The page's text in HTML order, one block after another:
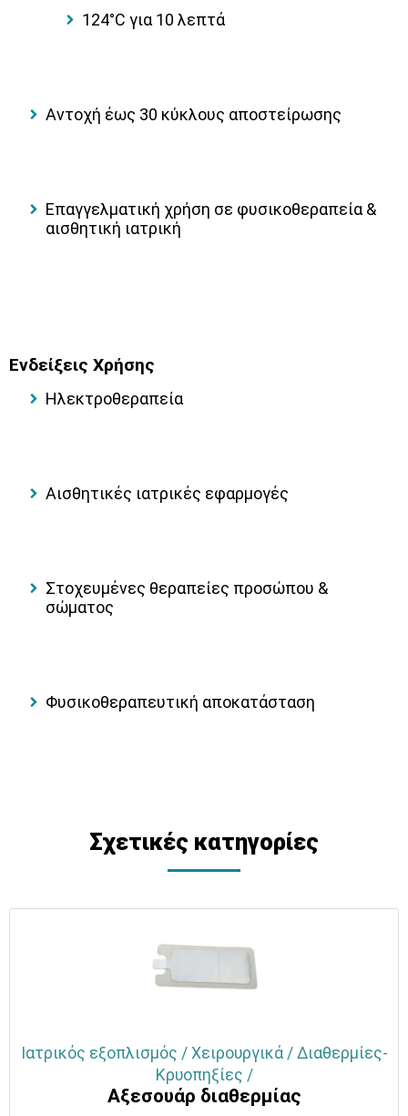
124°C για 10 λεπτά
Αντοχή έως 30 κύκλους αποστείρωσης
Επαγγελματική χρήση σε φυσικοθεραπεία &
αισθητική ιατρική
Ενδείξεις Χρήσης
Ηλεκτροθεραπεία
Αισθητικές ιατρικές εφαρμογές
Στοχευμένες θεραπείες προσώπου &
σώματος
Φυσικοθεραπευτική αποκατάσταση
Σχετικές κατηγορίες
Ιατρικός εξοπλισμός / Χειρουργικά / Διαθερμίες-
Κρυοπηξίες /
Αξεσουάρ διαθερμίας